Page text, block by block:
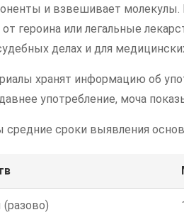
и взвешивает молекулы.
от героина или легальные
делах и для
хранят информацию об
употребление, моча
сроки выявления